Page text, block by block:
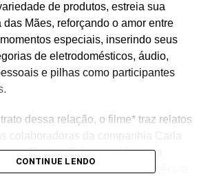
de produtos, estreia sua
Mães, reforçando o amor entre
especiais, inserindo seus
de eletrodomésticos, áudio,
e pilhas como participantes
dessa relação, o filme* traz relatos
colaboradoras da companhia Carla
Thelma Falcone e Vanessa
e as consultoras da Seven, agência
CONTINUE LENDO